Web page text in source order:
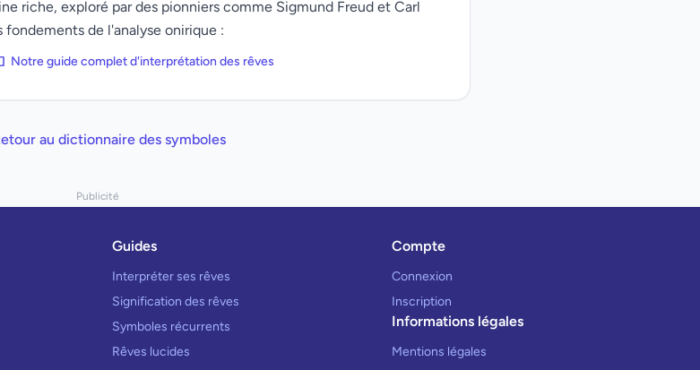
riche, exploré par des pionniers comme Sigmund Freud et Carl
fondements de l'analyse onirique :
Notre guide complet d'interprétation des rêves
au dictionnaire des symboles
Publicité
Guides
Interpréter ses rêves
Signification des rêves
Symboles récurrents
Rêves lucides
Compte
Connexion
Inscription
Informations légales
Mentions légales